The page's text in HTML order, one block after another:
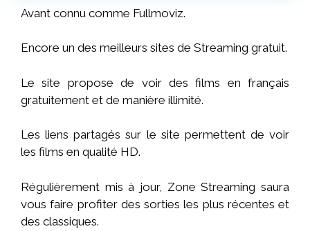
Avant connu comme Fullmoviz.
Encore un des meilleurs sites de Streaming gratuit.
Le site propose de voir des films en français
gratuitement et de manière illimité.
Les liens partagés sur le site permettent de voir
les films en qualité HD.
Régulièrement mis à jour, Zone Streaming saura
vous faire profiter des sorties les plus récentes et
des classiques.